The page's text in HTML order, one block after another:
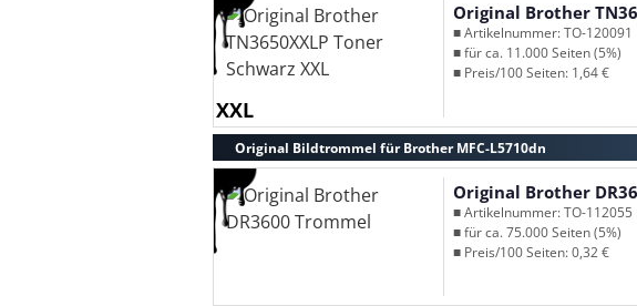
XXL
Original Brother
■ Artikelnummer: TO-120091
■ für ca. 11.000 Seiten (5%)
■ Preis/100 Seiten: 1,64 €
Original Bildtrommel für Brother MFC-L5710dn
Original Brother
■ Artikelnummer: TO-112055
■ für ca. 75.000 Seiten (5%)
■ Preis/100 Seiten: 0,32 €